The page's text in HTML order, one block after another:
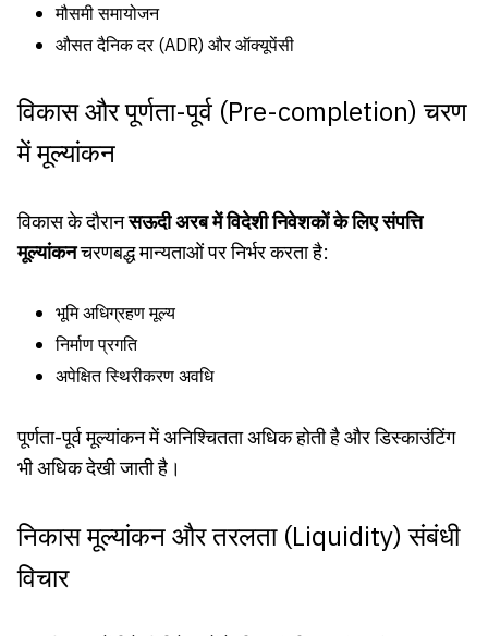
मौसमी समायोजन
औसत दैनिक दर (ADR) और ऑक्यूपेंसी
विकास और पूर्णता-पूर्व (Pre-completion) चरण
में मूल्यांकन
विकास के दौरानसऊदी अरब में विदेशी निवेशकों के लिए संपत्ति
मूल्यांकनचरणबद्ध मान्यताओं पर निर्भर करता है:
भूमि अधिग्रहण मूल्य
निर्माण प्रगति
अपेक्षित स्थिरीकरण अवधि
पूर्णता-पूर्व मूल्यांकन में अनिश्चितता अधिक होती है और डिस्काउंटिंग
भी अधिक देखी जाती है।
निकास मूल्यांकन और तरलता (Liquidity) संबंधी
विचार